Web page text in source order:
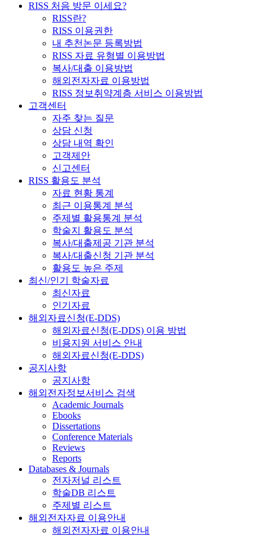
RISS 처음 방문 이세요?
RISS란?
RISS 이용권한
내 추천논문 등록방법
RISS 자료 유형별 이용방법
복사/대출 이용방법
해외전자자료 이용방법
RISS 정보취약계층 서비스 이용방법
고객센터
자주 찾는 질문
상담 신청
상담 내역 확인
고객제안
신고센터
RISS 활용도 분석
자료 현황 통계
최근 이용통계 분석
주제별 활용통계 분석
학술지 활용도 분석
복사/대출제공 기관 분석
복사/대출신청 기관 분석
활용도 높은 주제
최신/인기 학술자료
최신자료
인기자료
해외자료신청(E-DDS)
해외자료신청(E-DDS) 이용 방법
비용지원 서비스 안내
해외자료신청(E-DDS)
공지사항
공지사항
해외전자정보서비스 검색
Academic Journals
Ebooks
Dissertations
Conference Materials
Reviews
Reports
Databases & Journals
전자저널 리스트
학술DB 리스트
주제별 리스트
해외전자자료 이용안내
해외전자자료 이용안내